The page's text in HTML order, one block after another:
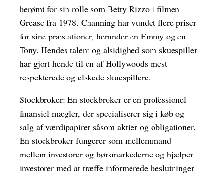
berømt for sin rolle som Betty Rizzo i filmen
Grease fra 1978. Channing har vundet flere priser
for sine præstationer, herunder en Emmy og en
Tony. Hendes talent og alsidighed som skuespiller
har gjort hende til en af Hollywoods mest
respekterede og elskede skuespillere.
Stockbroker: En stockbroker er en professionel
finansiel mægler, der specialiserer sig i køb og
salg af værdipapirer såsom aktier og obligationer.
En stockbroker fungerer som mellemmand
mellem investorer og børsmarkederne og hjælper
investorer med at træffe informerede beslutninger